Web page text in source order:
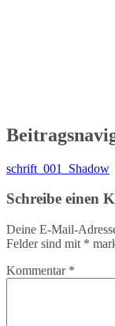
schrift_001_Shadow
Schreibe einen
Deine E-Mail-
Felder sind mit *
Kommentar *